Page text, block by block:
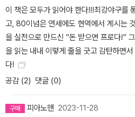
이 책은 모두가 읽어야 한다!!!최강야구를
고, 80이넘은 연세에도 현역에서 계시는
을 실전으로 만드신 “돈 받으면 프로다!”
을 읽는 내내 이렇게 줄을 긋고 감탄하면
다!
공감 (2) 댓글 (0)
피아노맨 2023-11-28